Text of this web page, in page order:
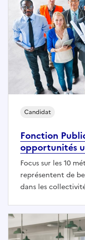
Fonction
opportunités
Candidat
Focus sur les 10
représentent de
dans les